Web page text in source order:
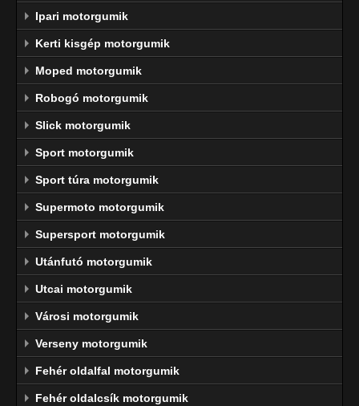
Ipari motorgumik
Kerti kisgép motorgumik
Moped motorgumik
Robogó motorgumik
Slick motorgumik
Sport motorgumik
Sport túra motorgumik
Supermoto motorgumik
Supersport motorgumik
Utánfutó motorgumik
Utcai motorgumik
Városi motorgumik
Verseny motorgumik
Fehér oldalfal motorgumik
Fehér oldalcsík motorgumik